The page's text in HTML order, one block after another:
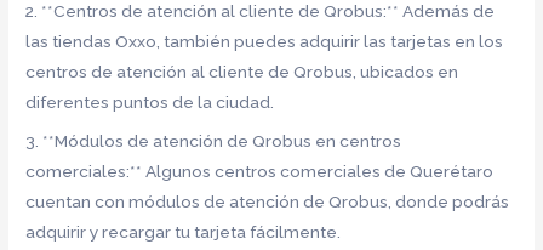
2. **Centros de atención al cliente de Qrobus:** Además de
las tiendas Oxxo, también puedes adquirir las tarjetas en los
centros de atención al cliente de Qrobus, ubicados en
diferentes puntos de la ciudad.
3. **Módulos de atención de Qrobus en centros
comerciales:** Algunos centros comerciales de Querétaro
cuentan con módulos de atención de Qrobus, donde podrás
adquirir y recargar tu tarjeta fácilmente.